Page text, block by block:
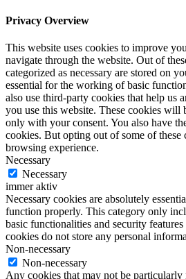
Privacy Overview
This website uses cookies to improve
navigate through the website. Out of
categorized as necessary are stored on
essential for the working of basic
also use third-party cookies that help us
you use this website. These cookies will
only with your consent. You also have
cookies. But opting out of some of these
browsing experience.
Necessary
Necessary
immer aktiv
Necessary cookies are absolutely
function properly. This category only
basic functionalities and security
cookies do not store any personal
Non-necessary
Non-necessary
Any cookies that may not be particularly